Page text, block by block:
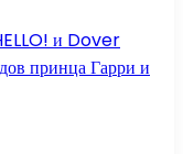
и Dover
принца Гарри и